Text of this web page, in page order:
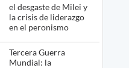
el desgaste de Milei y
la crisis de liderazgo
en el peronismo
Tercera Guerra
Mundial: la